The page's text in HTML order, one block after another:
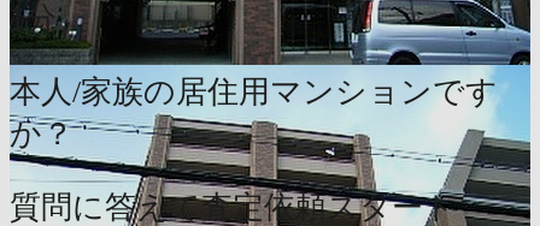
1分
本人/家族の居住用マンションです
か？
質問に答えて査定依頼スタート